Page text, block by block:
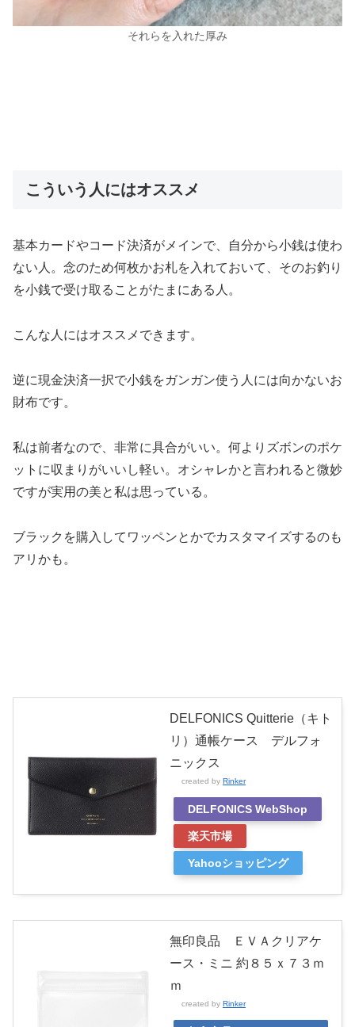
それらを入れた厚み
こういう人にはオススメ
基本カードやコード決済がメインで、自分から小銭は使わ
ない人。念のため何枚かお札を入れておいて、そのお釣り
を小銭で受け取ることがたまにある人。
こんな人にはオススメできます。
逆に現金決済一択で小銭をガンガン使う人には向かないお
財布です。
私は前者なので、非常に具合がいい。何よりズボンのポケ
ットに収まりがいいし軽い。オシャレかと言われると微妙
ですが実用の美と私は思っている。
ブラックを購入してワッペンとかでカスタマイズするのも
アリかも。
DELFONICS Quitterie（キト
リ）通帳ケース デルフォ
ニックス
created by Rinker
DELFONICS WebShop
楽天市場
Yahooショッピング
無印良品 ＥＶＡクリアケ
ース・ミニ 約８５ｘ７３ｍ
ｍ
created by Rinker